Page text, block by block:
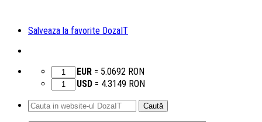
Salveaza la favorite DozaIT
EUR = 5.0692 RON
USD = 4.3149 RON
Caută
după: